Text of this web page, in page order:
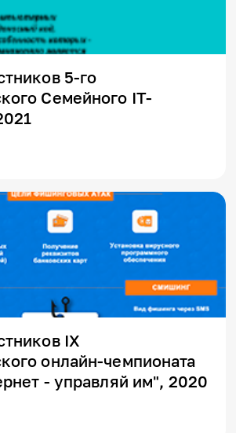
5-го
Семейного IT-
IX
онлайн-чемпионата
- управляй им", 2020